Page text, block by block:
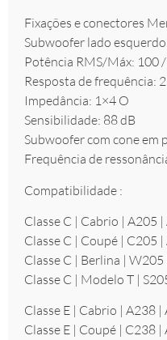
Fixações e conectores
Subwoofer lado
Potência RMS/Máx: 100
Resposta de frequência:
Impedância: 1×4 O
Sensibilidade: 88 dB
Subwoofer com cone em
Frequência de
Compatibilidade :
Classe C | Cabrio | A205
Classe C | Coupé | C205
Classe C | Berlina |
Classe C | Modelo T |
Classe E | Cabrio | A238
Classe E | Coupé | C238